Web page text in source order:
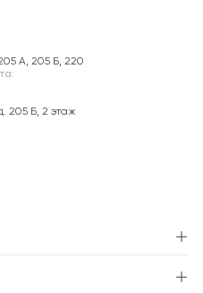
А, 205 Б, 220
205 Б, 2 этаж